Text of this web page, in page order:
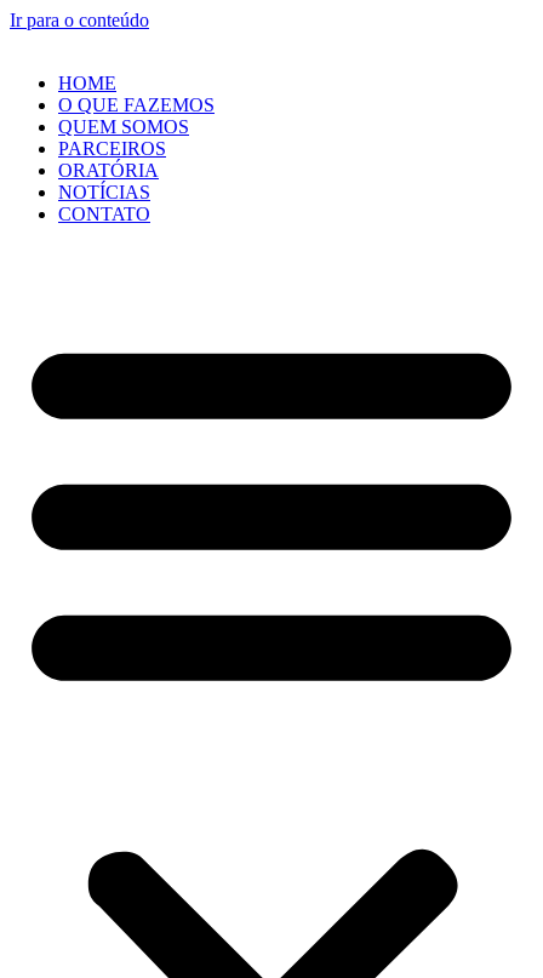
Ir para o conteúdo
HOME
O QUE FAZEMOS
QUEM SOMOS
PARCEIROS
ORATÓRIA
NOTÍCIAS
CONTATO